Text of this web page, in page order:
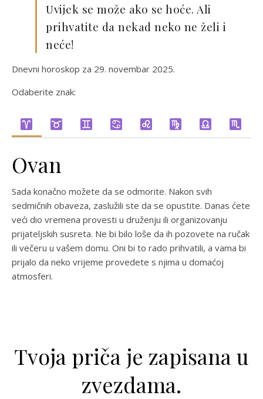
Uvijek se može ako se hoće. Ali
prihvatite da nekad neko ne želi i
neće!
Dnevni horoskop za 29. novembar 2025.
Odaberite znak:
Ovan
Sada konačno možete da se odmorite. Nakon svih
sedmičnih obaveza, zaslužili ste da se opustite. Danas ćete
veći dio vremena provesti u druženju ili organizovanju
prijateljskih susreta. Ne bi bilo loše da ih pozovete na ručak
ili večeru u vašem domu. Oni bi to rado prihvatili, a vama bi
prijalo da neko vrijeme provedete s njima u domaćoj
atmosferi.
Tvoja priča je zapisana u
zvezdama.